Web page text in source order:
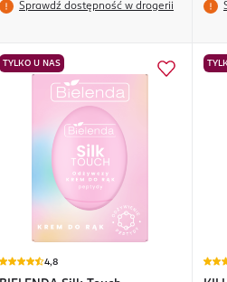
Sprawdź dostępność w drogerii
TYLKO U NAS
4,8